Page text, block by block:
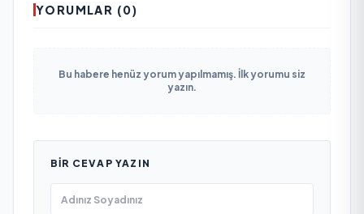
YORUMLAR (0)
Bu habere henüz yorum yapılmamış. İlk yorumu siz
yazın.
BIR CEVAP YAZIN